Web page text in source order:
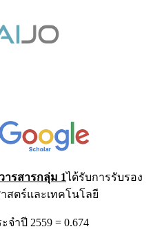
ารสารกลุ่ม 1ได้รับการรับรอง
สตร์และเทคโนโลยี
ะจำปี 2559 = 0.674